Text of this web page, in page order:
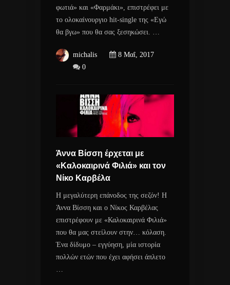
φωτιά» και «Φαρμάκι», επιστρέφει με
το ολοκαίνουργιο hit-single της «Εγώ
θα βγω» που θα σας ξεσηκώσει. …
michalis
8 Μαΐ, 2017
0
Άννα Βίσση έρχεται με
«Καλοκαιρινά Φιλιά» και τον
Νίκο Καρβέλα
Η μεγαλύτερη επάνοδος της σεζόν! Η
Άννα Βίσση και ο Νίκος Καρβέλας
επιστρέφουν με «Καλοκαιρινά Φιλιά»
που θα μας στείλουν στην… κόλαση.
Ένα δίδυμο – εγγύηση, μία ιστορία
πολλών ετών που έχει αφήσει άπλετο